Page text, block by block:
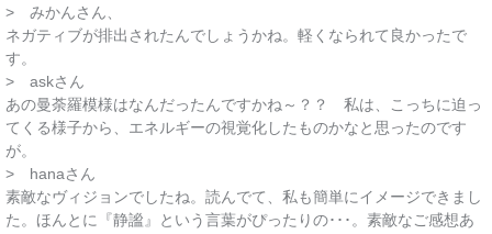
> みかんさん、
ネガティブが排出されたんでしょうかね。軽くなられて良かったで
す。
> askさん
あの曼荼羅模様はなんだったんですかね～？？ 私は、こっちに迫っ
てくる様子から、エネルギーの視覚化したものかなと思ったのです
が。
> hanaさん
素敵なヴィジョンでしたね。読んでて、私も簡単にイメージできまし
た。ほんとに『静謐』という言葉がぴったりの･･･。素敵なご感想あ